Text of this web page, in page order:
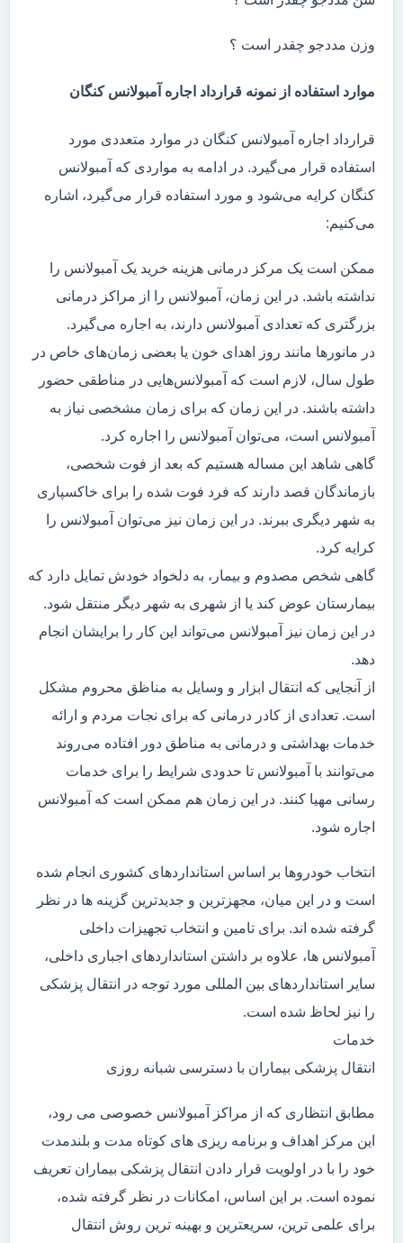
وزن مددجو چقدر است ؟
موارد استفاده از نمونه قرارداد اجاره آمبولانس کنگان
قرارداد اجاره آمبولانس کنگان در موارد متعددی مورد
استفاده قرار می‌گیرد. در ادامه به مواردی که آمبولانس
کنگان کرایه می‌شود و مورد استفاده قرار می‌گیرد، اشاره
می‌کنیم:
ممکن است یک مرکز درمانی هزینه خرید یک آمبولانس را
نداشته باشد. در این زمان، آمبولانس را از مراکز درمانی
بزرگتری که تعدادی آمبولانس دارند، به اجاره می‌گیرد.
در مانور‌ها مانند روز اهدای خون یا بعضی زمان‌های خاص در
طول سال، لازم است که آمبولانس‌هایی در مناطقی حضور
داشته باشند. در این زمان که برای زمان مشخصی نیاز به
آمبولانس است، می‌توان آمبولانس را اجاره کرد.
گاهی شاهد این مساله هستیم که بعد از فوت شخصی،
بازماندگان قصد دارند که فرد فوت شده را برای خاکسپاری
به شهر دیگری ببرند. در این زمان نیز می‌توان آمبولانس را
کرایه کرد.
گاهی شخص مصدوم و بیمار، به دلخواد خودش تمایل دارد که
بیمارستان عوض کند یا از شهری به شهر دیگر منتقل شود.
در این زمان نیز آمبولانس می‌تواند این کار را برایشان انجام
دهد.
از آنجایی که انتقال ابزار و وسایل به مناظق محروم مشکل
است. تعدادی از کادر درمانی که برای نجات مردم و ارائه
خدمات بهداشتی و درمانی به مناطق دور افتاده می‌روند
می‌توانند با آمبولانس تا حدودی شرایط را برای خدمات
رسانی مهیا کنند. در این زمان هم ممکن است که آمبولانس
اجاره شود.
انتخاب خودروها بر اساس استانداردهای کشوری انجام شده
است و در این میان، مجهزترین و جدیدترین گزینه ها در نظر
گرفته شده اند. برای تامین و انتخاب تجهیزات داخلی
آمبولانس ها، علاوه بر داشتن استانداردهای اجباری داخلی،
سایر استانداردهای بین المللی مورد توجه در انتقال پزشکی
را نیز لحاظ شده است.
خدمات
انتقال پزشکی بیماران با دسترسی شبانه روزی
مطابق انتظاری که از مراکز آمبولانس خصوصی می رود،
این مرکز اهداف و برنامه ریزی های کوتاه مدت و بلندمدت
خود را با در اولویت قرار دادن انتقال پزشکی بیماران تعریف
نموده است. بر این اساس، امکانات در نظر گرفته شده،
برای علمی ترین، سریعترین و بهینه ترین روش انتقال